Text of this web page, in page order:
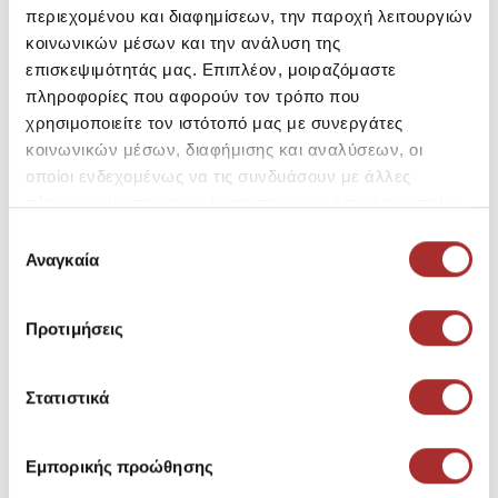
περιεχομένου και διαφημίσεων, την παροχή λειτουργιών
κοινωνικών μέσων και την ανάλυση της
επισκεψιμότητάς μας. Επιπλέον, μοιραζόμαστε
πληροφορίες που αφορούν τον τρόπο που
χρησιμοποιείτε τον ιστότοπό μας με συνεργάτες
κοινωνικών μέσων, διαφήμισης και αναλύσεων, οι
οποίοι ενδεχομένως να τις συνδυάσουν με άλλες
πληροφορίες που τους έχετε παραχωρήσει ή τις οποίες
των υπηρεσιών τους.
συγκατάθεσης
Αναγκαία
Προτιμήσεις
Στατιστικά
Εμπορικής προώθησης
Gsa Ανδρικές Κάλτσες Aero
365 Trainer 3Pack Organi
SKU: 26196436F2903
Τιμή Outlet: 8,99€
Τιμή Καταλόγου: 9,99€
39-42
26192288F3004
Τιμή Outlet: 11,60€
47-50
EMERSON